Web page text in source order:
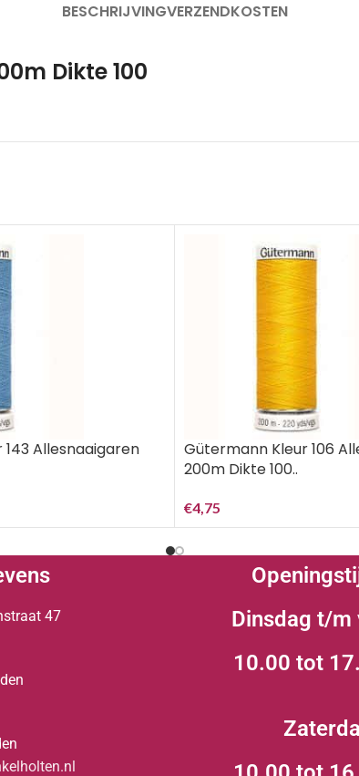
BESCHRIJVINGVERZENDKOSTEN
Dikte 100
Allesnaaigaren
Gütermann Kleur 106
200m Dikte 100..
€4,75
47
Dinsdag t/m
10.00 tot